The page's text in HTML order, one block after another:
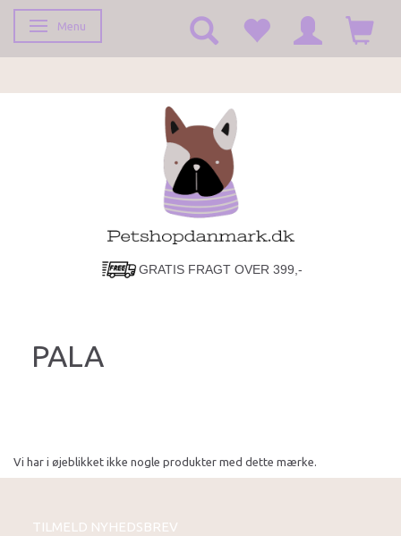
Skifte navigation
Menu
GRATIS FRAGT OVER 399,-
LYN HURTIG LEVERING!
PALA
Vi har i øjeblikket ikke nogle produkter med dette mærke.
TILMELD NYHEDSBREV